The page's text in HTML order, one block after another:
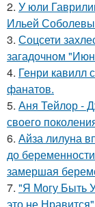
2. У юли
Ильей
3. Соцсети
загадочном
4. Генри кавилл
фанатов.
5. Аня Тейлор -
своего
6. Айза лилуна
до
замершая
7. "Я Могу Быть
это не